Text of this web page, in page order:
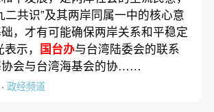
二共识”及其两岸同属一中的核心意
，才有可能确保两岸关系和平稳定
示， 国台办与台湾陆委会的联系
协会与台湾海基会的协……
政经频道